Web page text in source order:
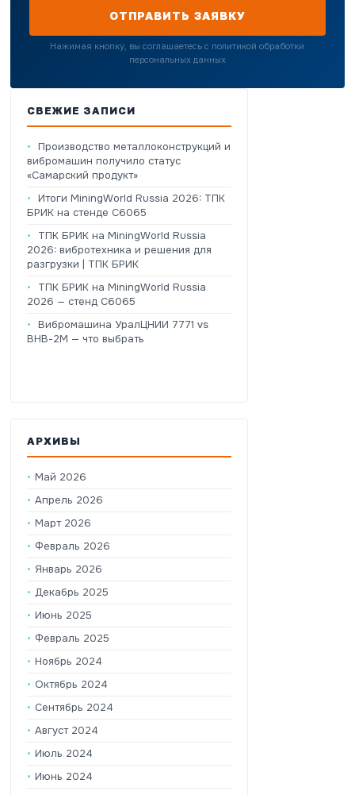
ОТПРАВИТЬ ЗАЯВКУ
Нажимая кнопку, вы соглашаетесь с политикой обработки
персональных данных
СВЕЖИЕ ЗАПИСИ
Производство металлоконструкций и
вибромашин получило статус
«Самарский продукт»
Итоги MiningWorld Russia 2026: ТПК
БРИК на стенде C6065
ТПК БРИК на MiningWorld Russia
2026: вибротехника и решения для
разгрузки | ТПК БРИК
ТПК БРИК на MiningWorld Russia
2026 — стенд C6065
Вибромашина УралЦНИИ 7771 vs
ВНВ-2М — что выбрать
АРХИВЫ
Май 2026
Апрель 2026
Март 2026
Февраль 2026
Январь 2026
Декабрь 2025
Июнь 2025
Февраль 2025
Ноябрь 2024
Октябрь 2024
Сентябрь 2024
Август 2024
Июль 2024
Июнь 2024